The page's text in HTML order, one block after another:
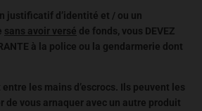
justificatif d’identité et / ou un
sans avoir versé de fonds, vous DEVEZ
à la police ou la gendarmerie dont
les mains d’escrocs. Ils peuvent les
de vous arnaquer avec un autre produit